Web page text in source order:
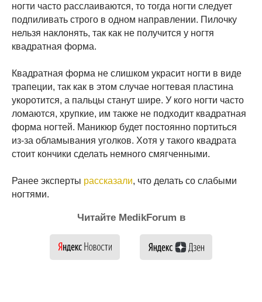
ногти часто расслаиваются, то тогда ногти следует
подпиливать строго в одном направлении. Пилочку
нельзя наклонять, так как не получится у ногтя
квадратная форма.
Квадратная форма не слишком украсит ногти в виде
трапеции, так как в этом случае ногтевая пластина
укоротится, а пальцы станут шире. У кого ногти часто
ломаются, хрупкие, им также не подходит квадратная
форма ногтей. Маникюр будет постоянно портиться
из-за обламывания уголков. Хотя у такого квадрата
стоит кончики сделать немного смягченными.
Ранее эксперты рассказали, что делать со слабыми
ногтями.
Читайте MedikForum в